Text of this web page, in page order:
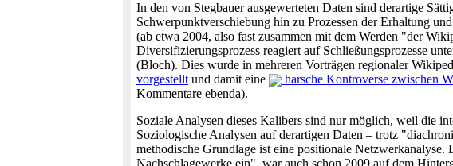
In den von Stegbauer ausgewerteten Daten sind derartige
Schwerpunktverschiebung hin zu Prozessen der Erhaltung
(ab etwa 2004, also fast zusammen mit dem Werden "der
Diversifizierungsprozess reagiert auf Schließungsprozesse
(Bloch). Dies wurde in mehreren Vorträgen regionaler
vorgestellt und damit eine harsche Kontroverse zwischen
Kommentare ebenda).
Soziale Analysen dieses Kalibers sind nur möglich, weil die
Soziologische Analysen auf derartigen Daten – trotz
methodische Grundlage ist eine positionale
Nachschlagewerke ein", war auch schon 2009 auf dem